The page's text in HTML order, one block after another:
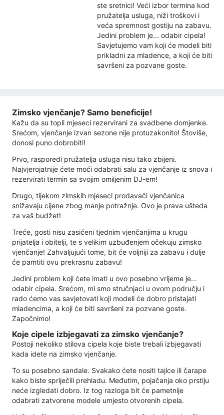
ste sretnici! Veći izbor termina kod
pružatelja usluga, niži troškovi i
veća spremnost gostiju na zabavu.
Jedini problem je... odabir cipela!
Savjetujemo vam koji će modeli biti
prikladni za mladence, a koji će biti
savršeni za pozvane goste.
Zimsko vjenčanje? Samo beneficije!
Kažu da su topli mjeseci rezervirani za svadbene domjenke.
Srećom, vjenčanje izvan sezone nije protuzakonito! Štoviše,
donosi puno dobrobiti!
Prvo, rasporedi pružatelja usluga nisu tako zbijeni.
Najvjerojatnije ćete moći odabrati salu za vjenčanje iz snova i
rezervirati termin sa svojim omiljenim DJ-em!
Drugo, tijekom zimskih mjeseci prodavači vjenčanica
snižavaju cijene zbog manje potražnje. Ovo je prava ušteda
za vaš budžet!
Treće, gosti nisu zasićeni tjednim vjenčanjima u krugu
prijatelja i obitelji, te s velikim uzbuđenjem očekuju zimsko
vjenčanje! Zahvaljujući tome, bit će voljniji za zabavu i dulje
će pamtiti ovu prekrasnu zabavu!
Jedini problem koji ćete imati u ovo posebno vrijeme je...
odabir cipela. Srećom, mi smo stručnjaci u ovom području i
rado ćemo vas savjetovati koji modeli će dobro pristajati
mladencima, a koji će biti savršeni za pozvane goste.
Započnimo!
Koje cipele izbjegavati za zimsko vjenčanje?
Postoji nekoliko stilova cipela koje biste trebali izbjegavati
kada idete na zimsko vjenčanje.
To su posebno sandale. Svakako ćete nositi tajice ili čarape
kako biste spriječili prehladu. Međutim, pojačanja oko prstiju
neće izgledati dobro. Iz tog razloga bit će pametnije
odabrati zatvorene modele umjesto otvorenih cipela.